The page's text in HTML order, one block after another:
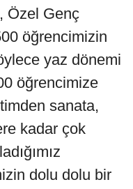
Özel Genç
öğrencimizin
yaz dönemi
öğrencimize
sanata,
kadar çok
dolu dolu bir